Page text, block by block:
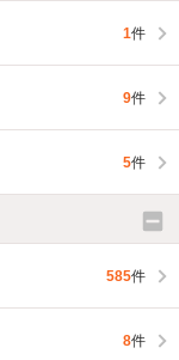
1件
9件
5件
585件
8件